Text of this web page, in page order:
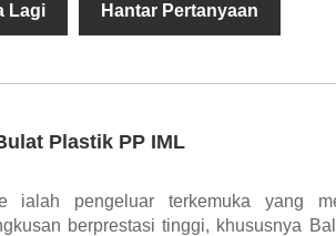
Lagi Hantar Pertanyaan
Plastik PP IML
ialah pengeluar terkemuka yang
berprestasi tinggi, khususnya